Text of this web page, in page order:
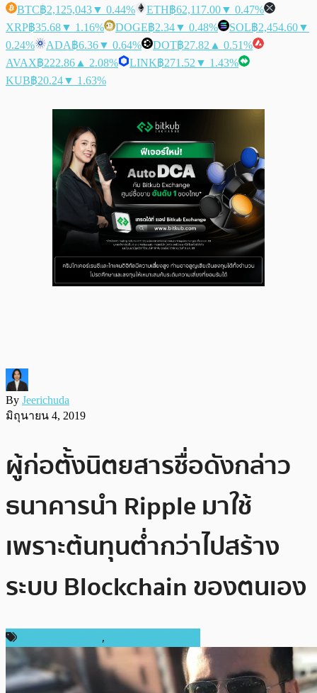
BTC฿2,125,043▼ 0.44% ETH฿62,117.00▼ 0.47%
XRP฿35.68▼ 1.16% DOGE฿2.34▼ 0.48% SOL฿2,454.60▼
0.24%
ADA฿6.36▼ 0.64% DOT฿27.82 ▲ 0.51%
AVAX฿222.86 ▲ 2.08% LINK฿271.52 ▼ 1.43%
KUB฿20.24▼ 1.63%
By Jeerichuda
มิถุนายน 4, 2019
ผู้ก่อตั้งนิตยสารชื่อดังกล่าว
ธนาคารนำ Ripple มาใช้
เพราะต้นทุนต่ำกว่าไปสร้าง
ระบบ Blockchain ของตนเอง
,